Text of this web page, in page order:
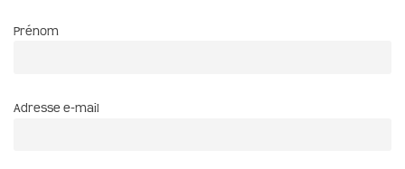
Prénom
Adresse e-mail